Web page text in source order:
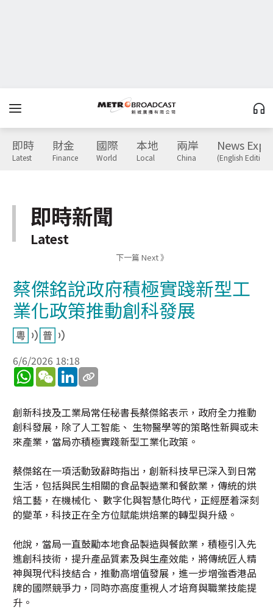
即時
Latest
財金
Finance
國際
World
本地
Local
兩岸
China
News
(English Edition)
即時新聞
Latest
下一篇 Next 》
蔡傑銘說政府積極實踐新型工
業化政策推動創科發展
6/6/2026 18:18
WhatsApp
WeChatLinkedIn
創新科技及工業局常任秘書長蔡傑銘表示，政府全力推動
創科發展，除了人工智能、 生物醫學等的策略性新興或未
來產業，當局亦積極實踐新型工業化政策。
蔡傑銘在一項活動致辭時指出，創新科技早已深入到日常
生活，包括與民生相關的食品製造業和餐飲業，傳統的烘
焙工藝，在機械化、 數字化與智慧化時代，正經歷着深刻
的變革，科技正在全方位賦能烘焙業的轉型與升級。
他說，當局一直鼓勵本地食品製造與餐飲業，積極引入先
進創科技術，提升產品質素及與生產效能，將傳統匠人精
神與現代科技結合，推動高增值發展，進一步增強香港品
牌的國際競爭力，同時亦高度重視人才培育與職業技能提
升。